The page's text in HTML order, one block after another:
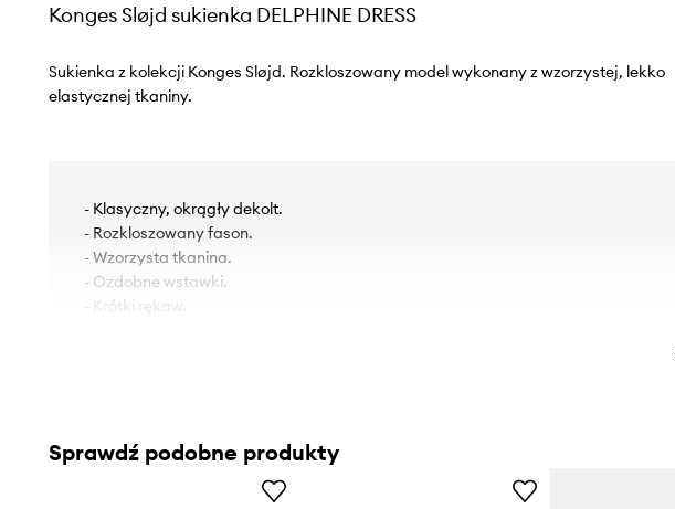
Konges Sløjd sukienka DELPHINE DRESS
Sukienka z kolekcji Konges Sløjd. Rozkloszowany model wykonany z wzorzystej, lekko
elastycznej tkaniny.
- Klasyczny, okrągły dekolt.
- Rozkloszowany fason.
- Wzorzysta tkanina.
- Ozdobne wstawki.
- Krótki rękaw.
Sprawdź podobne produkty